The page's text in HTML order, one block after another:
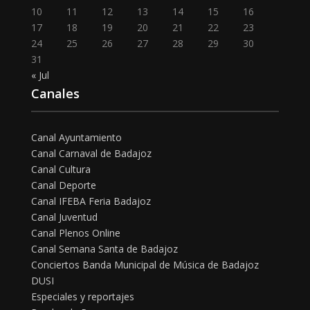
10
11 12 13 14 15
16
17
18 19 20 21 22
23
24
25 26 27 28 29
30
31
« Jul
Canales
Canal Ayuntamiento
Canal Carnaval de Badajoz
Canal Cultura
Canal Deporte
Canal IFEBA Feria Badajoz
Canal Juventud
Canal Plenos Online
Canal Semana Santa de Badajoz
Conciertos Banda Municipal de Música de Badajoz
DUSI
Especiales y reportajes